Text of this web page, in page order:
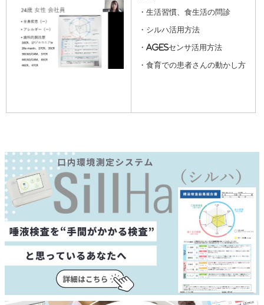
・生活習慣、食生活の問診
・シルハ活用方法
・AGEsセンサ活用方法
・食育での患者さんの動かし方